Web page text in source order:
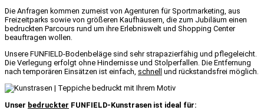
Die Anfragen kommen zumeist von Agenturen für Sportmarketing, aus
Freizeitparks sowie von größeren Kaufhäusern, die zum Jubiläum einen
bedruckten Parcours rund um ihre Erlebniswelt und Shopping Center
beauftragen wollen.
Unsere FUNFIELD-Bodenbeläge sind sehr strapazierfähig und pflegeleicht.
Die Verlegung erfolgt ohne Hindernisse und Stolperfallen. Die Entfernung
nach temporären Einsätzen ist einfach, schnell und rückstandsfrei möglich.
Unser bedruckter FUNFIELD-Kunstrasen ist ideal für: